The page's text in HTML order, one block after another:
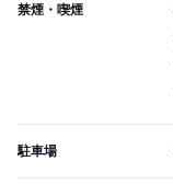
禁煙・喫煙
駐車場